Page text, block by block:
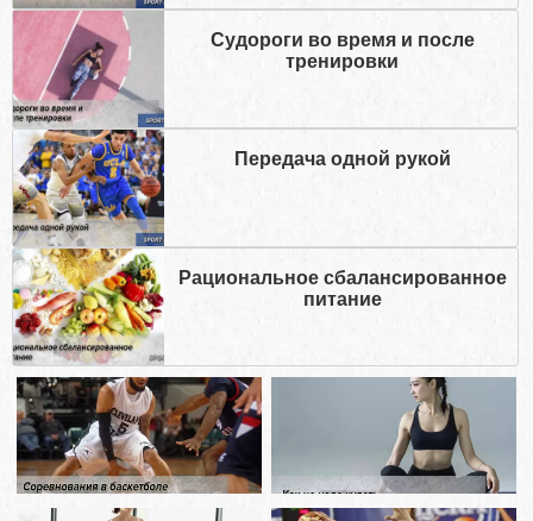
Судороги во время и после
тренировки
Передача одной рукой
Рациональное сбалансированное
питание